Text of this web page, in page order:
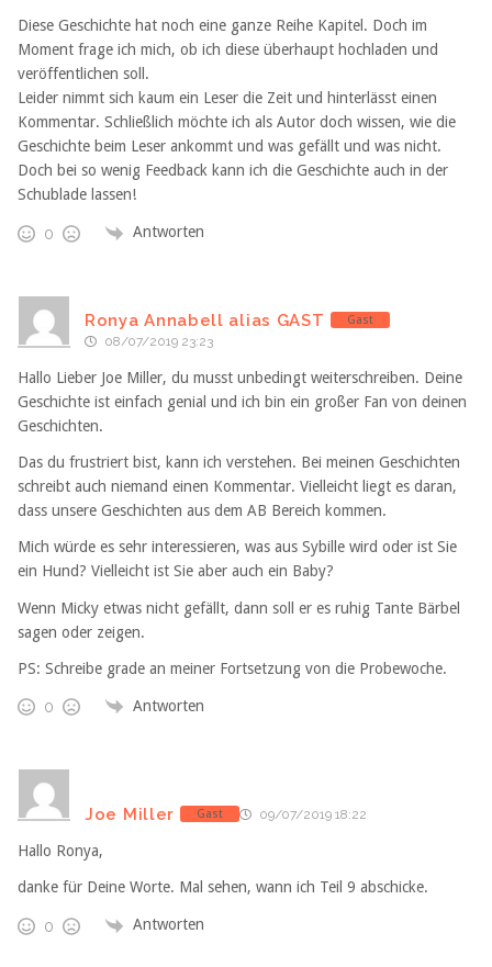
Diese Geschichte hat noch eine ganze Reihe Kapitel. Doch im
Moment frage ich mich, ob ich diese überhaupt hochladen und
veröffentlichen soll.
Leider nimmt sich kaum ein Leser die Zeit und hinterlässt einen
Kommentar. Schließlich möchte ich als Autor doch wissen, wie die
Geschichte beim Leser ankommt und was gefällt und was nicht.
Doch bei so wenig Feedback kann ich die Geschichte auch in der
Schublade lassen!
0 Antworten
Ronya Annabell alias GAST Gast
08/07/2019 23:23
Hallo Lieber Joe Miller, du musst unbedingt weiterschreiben. Deine
Geschichte ist einfach genial und ich bin ein großer Fan von deinen
Geschichten.
Das du frustriert bist, kann ich verstehen. Bei meinen Geschichten
schreibt auch niemand einen Kommentar. Vielleicht liegt es daran,
dass unsere Geschichten aus dem AB Bereich kommen.
Mich würde es sehr interessieren, was aus Sybille wird oder ist Sie
ein Hund? Vielleicht ist Sie aber auch ein Baby?
Wenn Micky etwas nicht gefällt, dann soll er es ruhig Tante Bärbel
sagen oder zeigen.
PS: Schreibe grade an meiner Fortsetzung von die Probewoche.
0 Antworten
Joe Miller Gast 09/07/2019 18:22
Hallo Ronya,
danke für Deine Worte. Mal sehen, wann ich Teil 9 abschicke.
0 Antworten